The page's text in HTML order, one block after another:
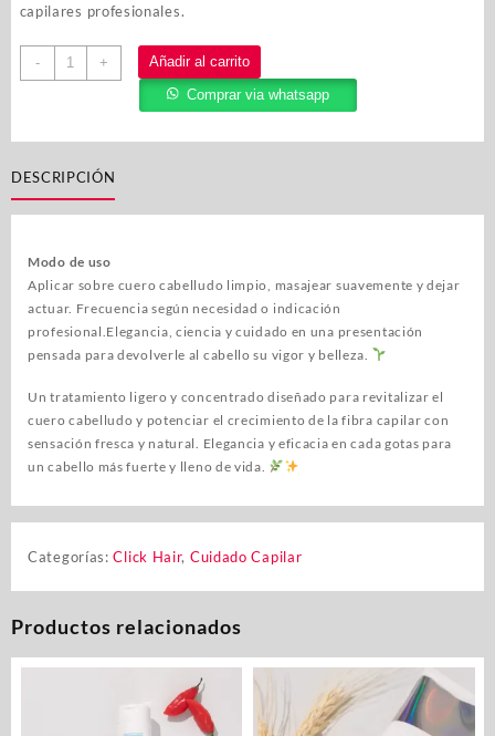
capilares profesionales.
- +
Añadir al carrito
Comprar via whatsapp
DESCRIPCIÓN
Modo de uso
Aplicar sobre cuero cabelludo limpio, masajear suavemente y dejar
actuar. Frecuencia según necesidad o indicación
profesional.Elegancia, ciencia y cuidado en una presentación
pensada para devolverle al cabello su vigor y belleza.
Un tratamiento ligero y concentrado diseñado para revitalizar el
cuero cabelludo y potenciar el crecimiento de la fibra capilar con
sensación fresca y natural. Elegancia y eficacia en cada gotas para
un cabello más fuerte y lleno de vida.
Categorías:Click Hair, Cuidado Capilar
Productos relacionados